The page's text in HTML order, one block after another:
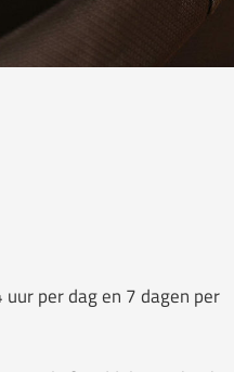
per dag en 7 dagen per